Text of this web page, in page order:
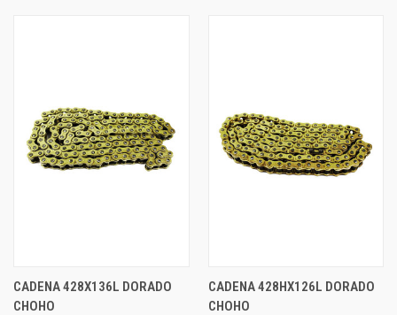
CADENA 428X136L DORADO
CHOHO
CADENA 428HX126L DORADO
CHOHO